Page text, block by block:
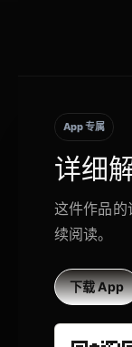
App 专属
详细
这件作品
续阅读。
下载 App